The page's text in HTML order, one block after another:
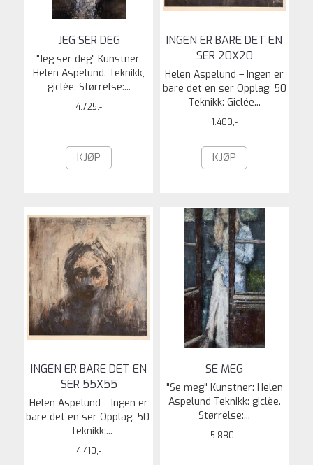
JEG SER DEG
"Jeg ser deg" Kunstner,
Helen Aspelund. Teknikk,
giclèe. Størrelse:...
4.725,-
KJØP
INGEN ER BARE DET EN
SER 20X20
Helen Aspelund – Ingen er
bare det en ser Opplag: 50
Teknikk: Giclée...
1.400,-
KJØP
INGEN ER BARE DET EN
SER 55X55
Helen Aspelund – Ingen er
bare det en ser Opplag: 50
Teknikk:...
4.410,-
SE MEG
"Se meg" Kunstner: Helen
Aspelund Teknikk: giclèe.
Størrelse:...
5.880,-